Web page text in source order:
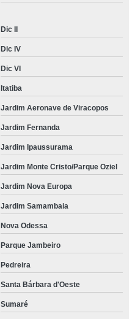
Dic II
Dic IV
Dic VI
Itatiba
Jardim Aeronave de Viracopos
Jardim Fernanda
Jardim Ipaussurama
Jardim Monte Cristo/Parque Oziel
Jardim Nova Europa
Jardim Samambaia
Nova Odessa
Parque Jambeiro
Pedreira
Santa Bárbara d'Oeste
Sumaré